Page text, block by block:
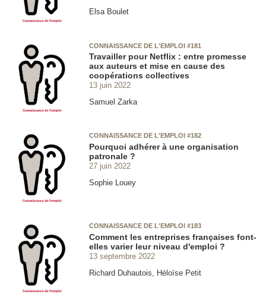
Elsa Boulet
CONNAISSANCE DE L'EMPLOI #181
Travailler pour Netflix : entre promesse
aux auteurs et mise en cause des
coopérations collectives
13 juin 2022
Samuel Zarka
CONNAISSANCE DE L'EMPLOI #182
Pourquoi adhérer à une organisation
patronale ?
27 juin 2022
Sophie Louey
CONNAISSANCE DE L'EMPLOI #183
Comment les entreprises françaises font-
elles varier leur niveau d'emploi ?
13 septembre 2022
Richard Duhautois, Héloïse Petit